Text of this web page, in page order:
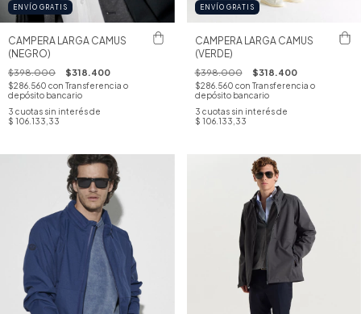
ENVÍO GRATIS
CAMPERA LARGA CAMUS
(NEGRO)
$398.000 $318.400
$286.560 con Transferencia o
depósito bancario
3 cuotas sin interés de
$ 106.133,33
ENVÍO GRATIS
CAMPERA LARGA CAMUS
(VERDE)
$398.000 $318.400
$286.560 con Transferencia o
depósito bancario
3 cuotas sin interés de
$ 106.133,33